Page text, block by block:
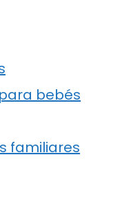
bebés
familiares